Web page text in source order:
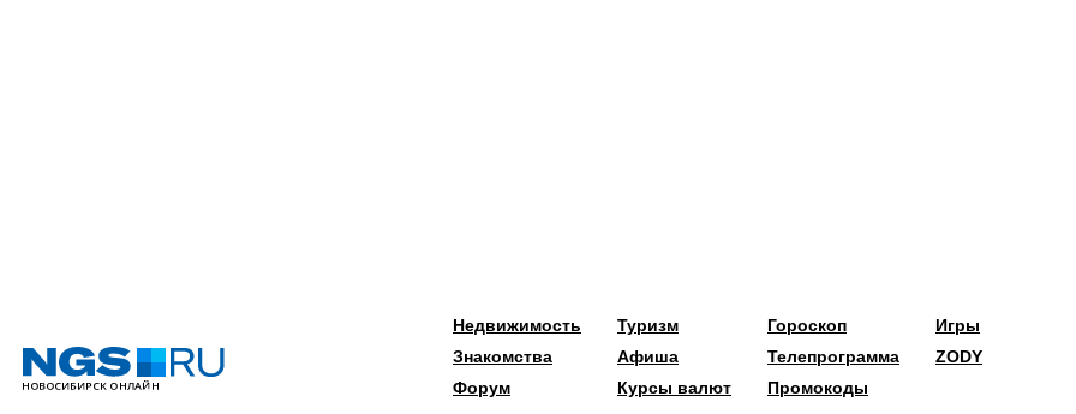
Недвижимость
Знакомства
Форум
Туризм
Афиша
Курсы валют
Гороскоп
Телепрограмма
Промокоды
Игры
ZODY